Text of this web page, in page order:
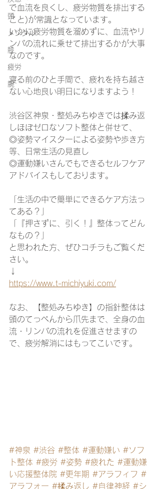
頭
メンタル
膝
疲労
腕
で血流を良くし、疲労物質を排出する
こと)が常識となっています。
いかに疲労物質を溜めずに、血流やリ
ンパの流れに乗せて排出するかが大事
なのです。
寝る前のひと手間で、疲れを持ち越さ
ない心地良い明日になりますよう！
渋谷区神泉・整処みちゆきでは揉み返
しほぼゼロなソフト整体と併せて、
◎姿勢マイスターによる姿勢や歩き方
等、日常生活の見直し
◎運動嫌いさんでもできるセルフケア
アドバイスもしております。
「生活の中で簡単にできるケア方法っ
てある？」
「『押さずに、引く！』整体ってどん
なもの？」
と思われた方、ぜひコチラもご覧くだ
さい。
↓
https://www.t-michiyuki.com/
なお、【整処みちゆき】の指針整体は
頭のてっぺんから爪先まで、全身の血
流・リンパの流れを促進させますの
で、疲労解消にはもってこいです。
#神泉 #渋谷 #整体 #運動嫌い #ソフ
ト整体 #疲労 #姿勢 #疲れた #運動嫌
い応援整体院 #更年期 #アラフィフ #
アラフォー #揉み返し #自律神経 #シ